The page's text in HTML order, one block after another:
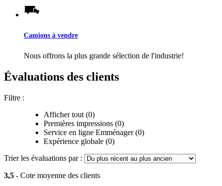
Camions à vendre
Nous offrons la plus grande sélection de l'industrie!
Évaluations des clients
Filtre :
Afficher tout (0)
Premières impressions (0)
Service en ligne Emménager (0)
Expérience globale (0)
Trier les évaluations par :
3,5 - Cote moyenne des clients